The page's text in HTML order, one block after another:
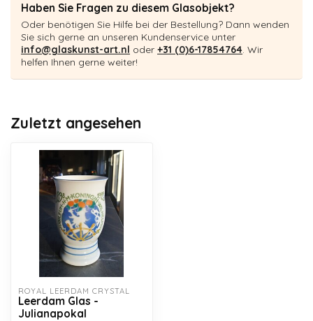
Haben Sie Fragen zu diesem Glasobjekt?
Oder benötigen Sie Hilfe bei der Bestellung? Dann wenden
Sie sich gerne an unseren Kundenservice unter
info@glaskunst-art.nl oder +31 (0)6-17854764. Wir
helfen Ihnen gerne weiter!
Zuletzt angesehen
ROYAL LEERDAM CRYSTAL
Leerdam Glas -
Julianapokal